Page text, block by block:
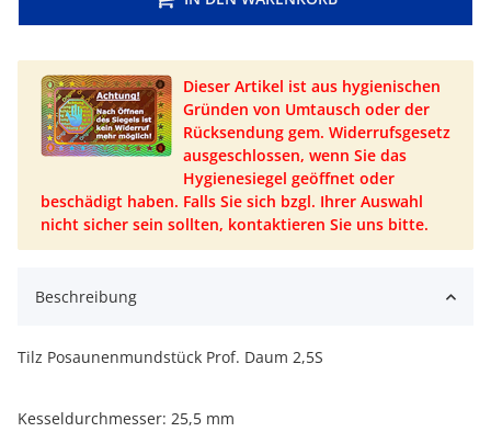
Dieser Artikel ist aus hygienischen
Gründen von Umtausch oder der
Rücksendung gem. Widerrufsgesetz
ausgeschlossen, wenn Sie das
Hygienesiegel geöffnet oder
beschädigt haben. Falls Sie sich bzgl. Ihrer Auswahl
nicht sicher sein sollten, kontaktieren Sie uns bitte.
Beschreibung
Tilz Posaunenmundstück Prof. Daum 2,5S
Kesseldurchmesser: 25,5 mm